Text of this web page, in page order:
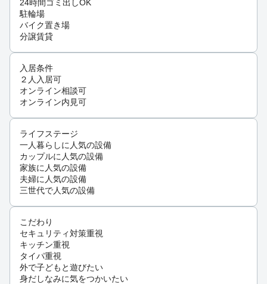
24時間ゴミ出しOK
駐輪場
バイク置き場
分譲賃貸
入居条件
２人入居可
オンライン相談可
オンライン内見可
ライフステージ
一人暮らしに人気の設備
カップルに人気の設備
家族に人気の設備
夫婦に人気の設備
三世代で人気の設備
こだわり
セキュリティ対策重視
キッチン重視
タイパ重視
外で子どもと遊びたい
身だしなみに気をつかいたい